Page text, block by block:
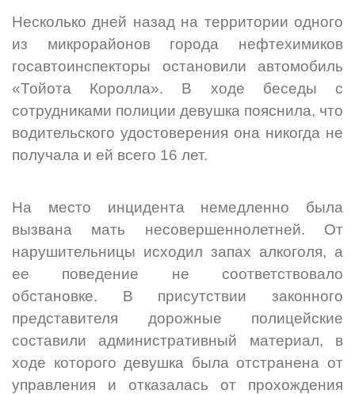
Несколько дней назад на территории одного
из микрорайонов города нефтехимиков
госавтоинспекторы остановили автомобиль
«Тойота Королла». В ходе беседы с
сотрудниками полиции девушка пояснила, что
водительского удостоверения она никогда не
получала и ей всего 16 лет.
На место инцидента немедленно была
вызвана мать несовершеннолетней. От
нарушительницы исходил запах алкоголя, а
ее поведение не соответствовало
обстановке. В присутствии законного
представителя дорожные полицейские
составили административный материал, в
ходе которого девушка была отстранена от
управления и отказалась от прохождения